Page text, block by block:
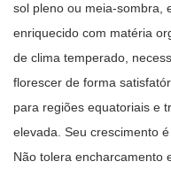
sol pleno ou meia-sombra,
enriquecido com matéria
de clima temperado,
florescer de forma
para regiões equatoriais e
elevada. Seu crescimento
Não tolera encharcamento